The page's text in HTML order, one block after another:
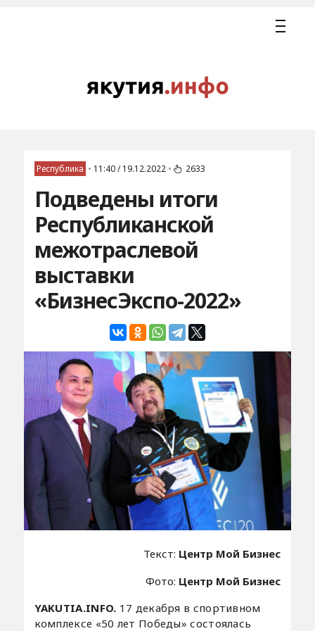
Республика • 11:40 / 19.12.2022 • 2633
Подведены итоги
Республиканской
межотраслевой
выставки
«БизнесЭкспо-2022»
Текст: Центр Мой Бизнес
Фото: Центр Мой Бизнес
YAKUTIA.INFO. 17 декабря в спортивном
комплексе «50 лет Победы» состоялась